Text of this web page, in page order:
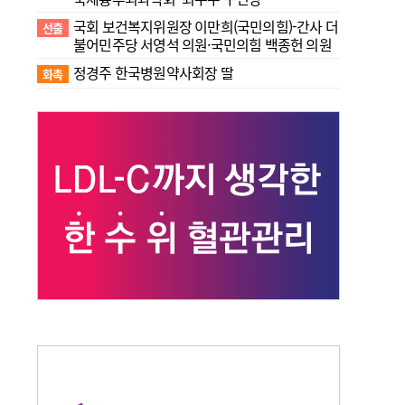
선출 국회 보건복지위원장 이만희(국민의힘)-간사 더
불어민주당 서영석 의원·국민의힘 백종헌 의원
화촉 정경주 한국병원약사회장 딸